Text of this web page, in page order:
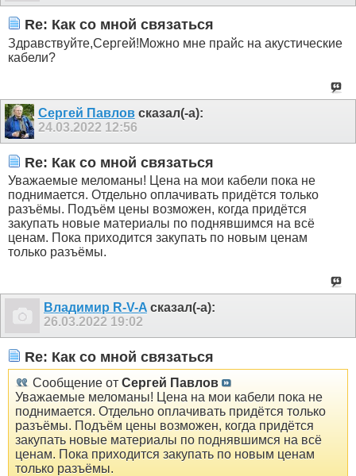
Re: Как со мной связаться
Здравствуйте,Сергей!Можно мне прайс на акустические
кабели?
Сергей Павловсказал(-а):
24.03.2022 12:56
Re: Как со мной связаться
Уважаемые меломаны! Цена на мои кабели пока не
поднимается. Отдельно оплачивать придётся только
разъёмы. Подъём цены возможен, когда придётся
закупать новые материалы по поднявшимся на всё
ценам. Пока приходится закупать по новым ценам
только разъёмы.
Владимир R-V-A сказал(-а):
26.03.2022 19:02
Re: Как со мной связаться
Сообщение от Сергей Павлов
Уважаемые меломаны! Цена на мои кабели пока не
поднимается. Отдельно оплачивать придётся только
разъёмы. Подъём цены возможен, когда придётся
закупать новые материалы по поднявшимся на всё
ценам. Пока приходится закупать по новым ценам
только разъёмы.